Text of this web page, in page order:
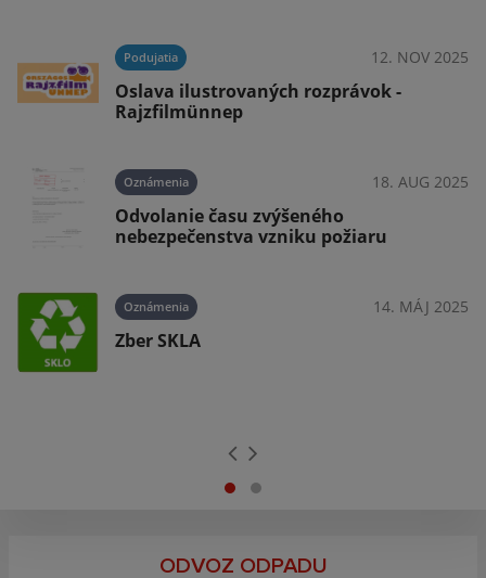
Podujatia 12. NOV 2025
Oslava ilustrovaných rozprávok -
Rajzfilmünnep
Oznámenia 18. AUG 2025
Odvolanie času zvýšeného
nebezpečenstva vzniku požiaru
Oznámenia 14. MÁJ 2025
Zber SKLA
ODVOZ ODPADU